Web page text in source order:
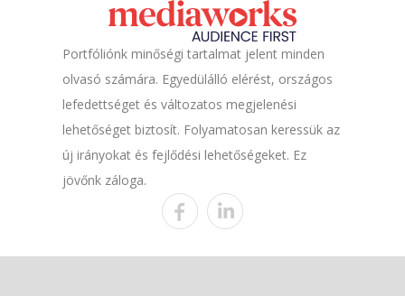
Portfóliónk minőségi tartalmat jelent minden
olvasó számára. Egyedülálló elérést, országos
lefedettséget és változatos megjelenési
lehetőséget biztosít. Folyamatosan keressük az
új irányokat és fejlődési lehetőségeket. Ez
jövőnk záloga.